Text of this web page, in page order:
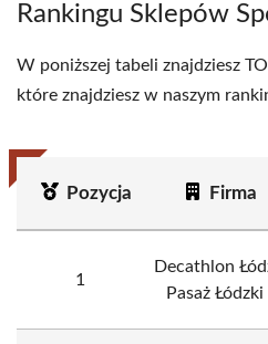
Rankingu Sklepów
W poniższej tabeli znajdziesz
które znajdziesz w naszym
Pozycja Firma
1
Decathlon
Pasaż Łódzki